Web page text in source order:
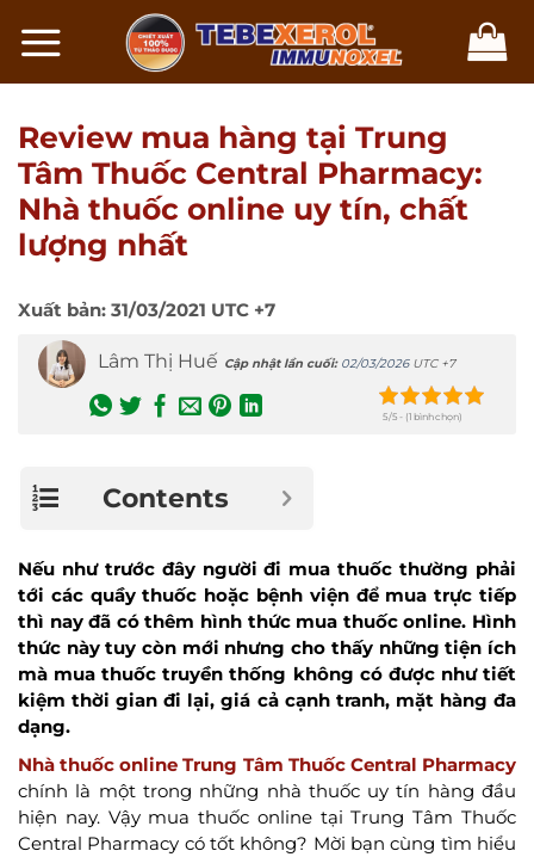
đến
Review mua hàng tại Trung
Tâm Thuốc Central Pharmacy:
Nhà thuốc online uy tín, chất
lượng nhất
Xuất bản: 31/03/2021 UTC +7
Lâm Thị Huế Cập nhật lần cuối: 02/03/2026UTC +7
5/5 - (1 bình chọn)
Contents
Nếu như trước đây người đi mua thuốc thường phải
tới các quầy thuốc hoặc bệnh viện để mua trực tiếp
thì nay đã có thêm hình thức mua thuốc online. Hình
thức này tuy còn mới nhưng cho thấy những tiện ích
mà mua thuốc truyền thống không có được như tiết
kiệm thời gian đi lại, giá cả cạnh tranh, mặt hàng đa
dạng.
Nhà thuốc online Trung Tâm Thuốc Central Pharmacy
chính là một trong những nhà thuốc uy tín hàng đầu
hiện nay. Vậy mua thuốc online tại Trung Tâm Thuốc
Central Pharmacy có tốt không? Mời bạn cùng tìm hiểu